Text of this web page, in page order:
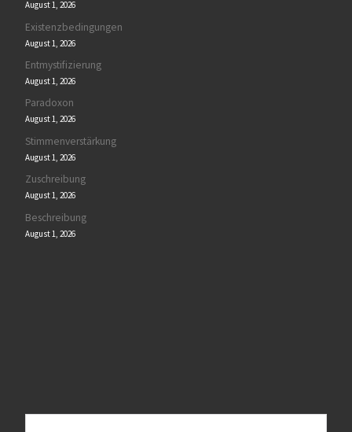
August 1, 2026
Existenzbedingungen
August 1, 2026
Entmystifizierung
August 1, 2026
Paradoxon
August 1, 2026
Stimmenverstärkung
August 1, 2026
Zuschreibung
August 1, 2026
Beschreibung
August 1, 2026